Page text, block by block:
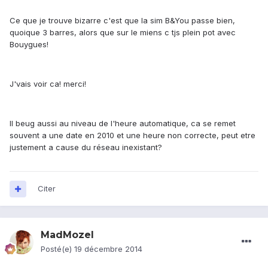
Ce que je trouve bizarre c'est que la sim B&You passe bien,
quoique 3 barres, alors que sur le miens c tjs plein pot avec
Bouygues!
J'vais voir ca! merci!
Il beug aussi au niveau de l'heure automatique, ca se remet
souvent a une date en 2010 et une heure non correcte, peut etre
justement a cause du réseau inexistant?
Citer
MadMozel
Posté(e) 19 décembre 2014